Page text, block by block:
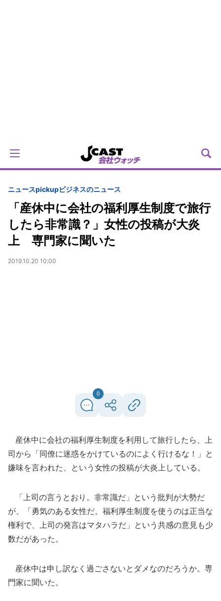
ニュースpickupビジネスのニュース
「産休中に会社の福利厚生制度で旅行
したら非常識？」女性の投稿が大炎
上 専門家に聞いた
2019.10.20 10:00
0
産休中に会社の福利厚生制度を利用して旅行したら、上
司から「同僚に迷惑をかけているのによく行けるな！」と
嫌味を言われた、という女性の投稿が大炎上している。
「上司の言うとおり。非常識だ」という批判が大勢だ
が、「勇気のある女性だ。福利厚生制度を使うのは正当な
権利で、上司の発言はマタハラだ」という共感の意見も少
数だがあった。
産休中は申し訳なく過ごさないとダメなのだろうか。専
門家に聞いた。